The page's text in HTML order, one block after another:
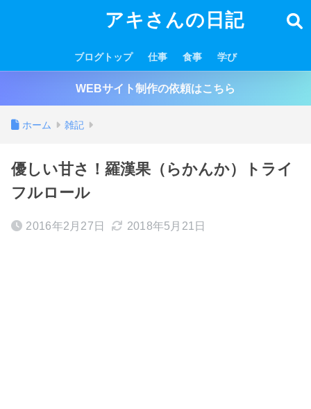
アキさんの日記
ブログトップ 仕事 食事 学び
WEBサイト制作の依頼はこちら
ホーム 雑記
優しい甘さ！羅漢果（らかんか）トライ
フルロール
2016年2月27日 2018年5月21日